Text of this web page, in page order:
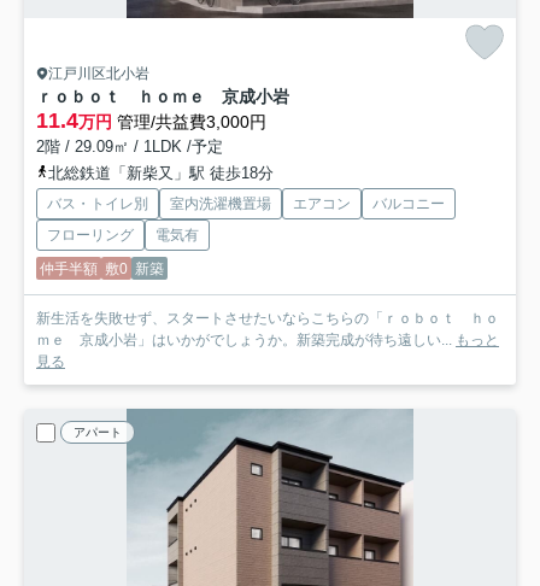
江戸川区北小岩
ｒｏｂｏｔ ｈｏｍｅ 京成小岩
11.4万円 管理/共益費3,000円
2階 / 29.09㎡ / 1LDK /予定
北総鉄道「新柴又」駅 徒歩18分
バス・トイレ別 室内洗濯機置場 エアコン
バルコニー
フローリング
電気有
仲手半額 敷0 新築
新生活を失敗せず、スタートさせたいならこちらの「ｒｏｂｏｔ ｈｏ
ｍｅ 京成小岩」はいかがでしょうか。新築完成が待ち遠しい...
もっと
見る
アパート